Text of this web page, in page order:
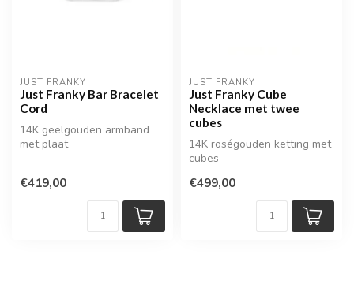
JUST FRANKY
Just Franky Bar Bracelet
Cord
14K geelgouden armband
met plaat
€419,00
JUST FRANKY
Just Franky Cube
Necklace met twee
cubes
14K roségouden ketting met
cubes
€499,00